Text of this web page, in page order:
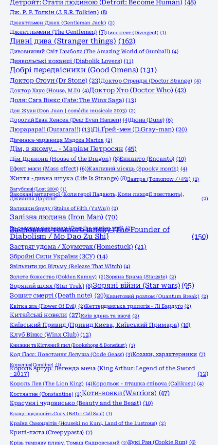
Детройт: Стати людиною (Detroit: Become Human) (48)
Дж. Р. Р. Толкін (J. R.R. Tolkien) (8)
Джентльмен Джек (Gentleman Jack) (2)
Джентльмени (The Gentlemen) (7)Дивергент (Divergent) (1)
Дивні дива (Stranger things) (162)
Дивовижний Світ Гамбола (The Amazing World of Gumball) (4)
Диявольські коханці (Diabolik Lovers) (11)
Добрі передвісники (Good Omens) (131)
Доктор Стоун (Dr Stone) (23)Доктор Стрендж (Doctor Strange) (4)
Доктор Хаус (House, M.D.) (4)Доктор Хто (Doctor Who) (42)
Доля: Сага Вінкс (Fate: The Winx Saga) (13)
Дон Жуан (Don Juan | comédie musicale 2003) (2)
Дорогий Еван Хенсен (Dear Evan Hansen) (4)Дюна (Dune) (6)
Дюрарара!! (Durarara!!) (13)Ді.Ґрей-мен (D.Gray-man) (20)
Дівчинка-чарівниця Мадока Магіка (2)
Дім, в якому… - Маріам Петросян (45)
Дім Дракона (House of the Dragon) (8)Енканто (Encanto) (10)
Ефект маси (Mass effect) (6)Жахливий місяць (Spooky month) (4)
Життя - дивна штука (Life Is Strange) (8)Завтра (Tomorrow / 내일) (2)
Загублені (Lost 2004) (1)
Закохані антигерої (Коли герої Падають, Коли лиходії повстають),
Джианна Дарлінґ
(2)
Залишки бруду (Stains of Filth (YuWu)) (2)
Залізна людина (Iron Man) (70)
За садовим парканом (Over the garden wall) (2)
Засновник темного шляху (The Founder of
Diabolism / Mo Dao Zu Shi) (150)
Застряг удома / Хоумстак (Homestuck) (21)
Збройні Сили України (ЗСУ) (14)
Звільнити цю Відьму (Release That Witch) (4)
Золоте божество (Golden Kamuy) (2)Зоряна Брама (Stargate) (2)
Зоряний шлях (Star Trek) (8)Зоряні війни (Star wars) (95)
Зошит смерті (Death note) (20)Квантовий розлом (Quantum Break) (2)
Квітка зла (Flower Of Evil) (2)Кеттердамська трилогія - Лі Бардуґо (2)
Китайські новели (27)Київ вдень та вночі (2)
Київський Привид (Привид Києва, Київський Примара) (10)
Клуб Вінкс (Winx Club) (12)
Книжки та Кістяний пил (Bookshops & Bonedust) (1)
Код Ґіасс: Повстання Лелуша (Code Geass) (3)Козаки, характерники (7)
Кораліна(Coraline) (1)
Король Артур: Легенда меча (King Arthur: Legend of the Sword
- 2017) (12)
Король Лев (The Lion King) (4)Корольок - пташка співоча (Calikusu) (4)
Костянтин (Constantine) (2)Коти-вояки (Warriors) (47)
Красуня і чудовисько (Beauty and the Beast) (10)
Краще подзвоніть Солу (Better Call Saul) (1)
Країна Самоцвітів (Houseki no Kuni, Land of the Lustrous) (2)
Крипі-паста (Creepypasta) (7)
Крізь темряву пливу, Томаш Єндровський (2)Кукі Ран (Cookie Run) (6)